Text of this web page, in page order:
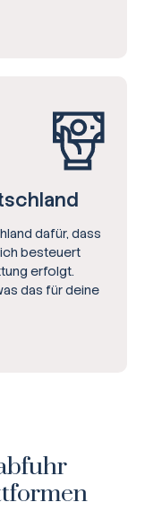
dafür, dass
besteuert
erfolgt.
das für deine